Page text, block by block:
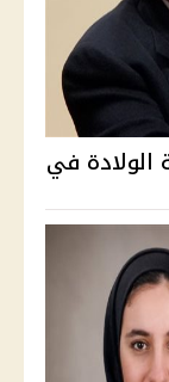
الولادة في